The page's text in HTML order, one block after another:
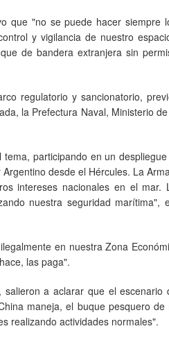
que "no se puede hacer siempre
y vigilancia de nuestro
de bandera extranjera sin
regulatorio y sancionatorio,
la Prefectura Naval, Ministerio
participando en un
desde el Hércules. La
intereses nacionales en el mar.
nuestra seguridad marítima",
en nuestra Zona
las paga".
a aclarar que el
maneja, el buque pesquero
realizando actividades normales".